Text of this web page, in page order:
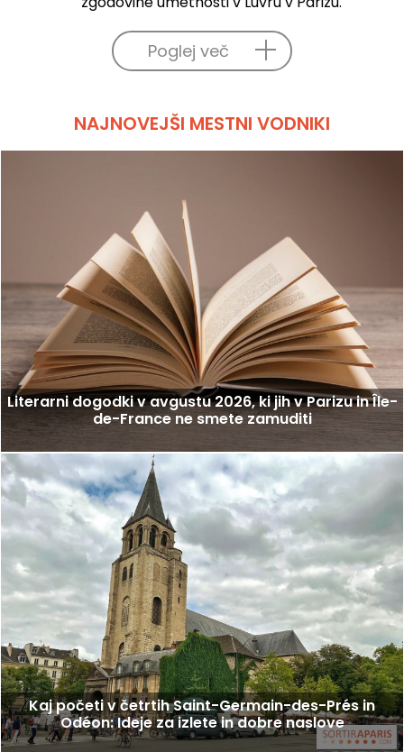
Poglej več
NAJNOVEJŠI MESTNI VODNIKI
Literarni dogodki v avgustu 2026, ki jih v Parizu in Île-
de-France ne smete zamuditi
Kaj početi v četrtih Saint-Germain-des-Prés in
Odéon: Ideje za izlete in dobre naslove